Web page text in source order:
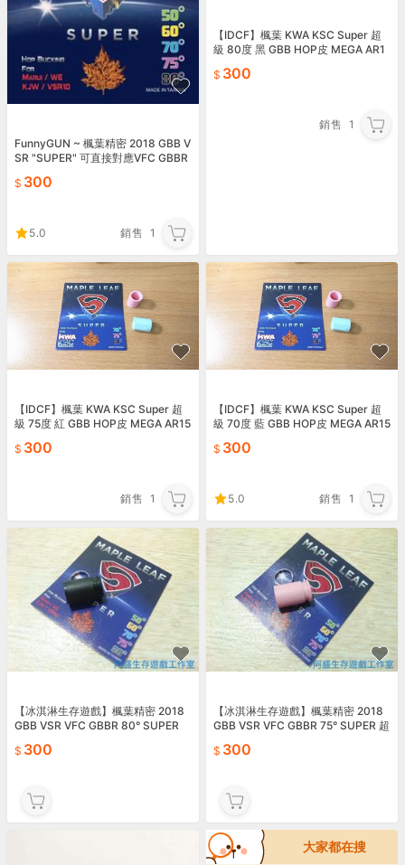
FunnyGUN ~ 楓葉精密 2018 GBB V
SR "SUPER" 可直接對應VFC GBBR
300
5.0 銷售 1
【IDCF】楓葉 KWA KSC Super 超
級 80度 黑 GBB HOP皮 MEGA AR1
300
銷售 1
【IDCF】楓葉 KWA KSC Super 超
級 75度 紅 GBB HOP皮 MEGA AR15
300
銷售 1
【IDCF】楓葉 KWA KSC Super 超
級 70度 藍 GBB HOP皮 MEGA AR15
300
5.0 銷售 1
【冰淇淋生存遊戲】楓葉精密 2018
GBB VSR VFC GBBR 80° SUPER
300
【冰淇淋生存遊戲】楓葉精密 2018
GBB VSR VFC GBBR 75° SUPER 超
300
大家都在搜